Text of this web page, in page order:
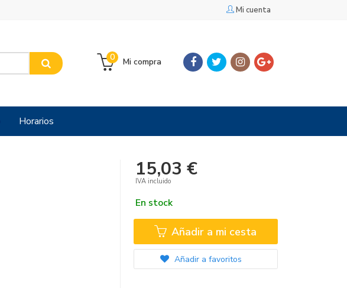
Mi cuenta
Mi compra
0
Horarios
15,03 €
IVA incluido
En stock
Añadir a mi cesta
Añadir a favoritos